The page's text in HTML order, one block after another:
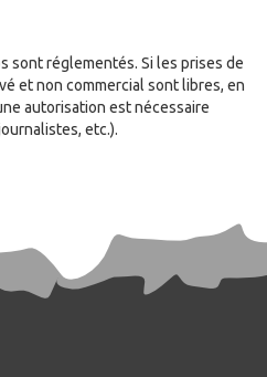
sont réglementés. Si les prises de
et non commercial sont libres, en
autorisation est nécessaire
etc.).